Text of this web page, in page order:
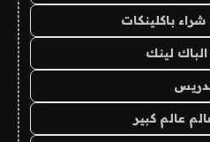
باكلينكات
الباك لينك
عالم كبير